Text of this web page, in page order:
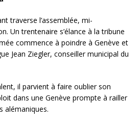
traverse l’assemblée, mi-
Un trentenaire s’élance à la tribune
commence à poindre à Genève et
Jean Ziegler, conseiller municipal du
il parvient à faire oublier son
dans une Genève prompte à railler
alémaniques.